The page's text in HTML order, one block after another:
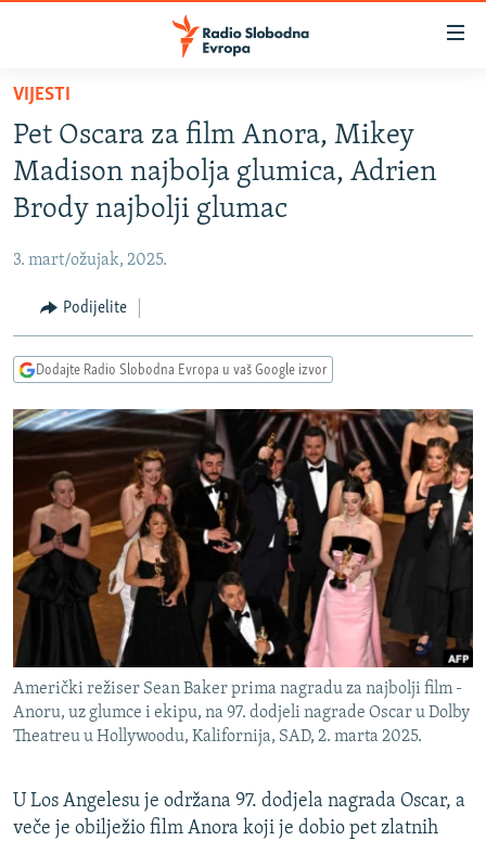
Pređite
glavni
sadržaj
Pređite
na
glavnu
Pređite
na
pretragu
BOSNA I HERCEGOVINA
SRBIJA
CRNA GORA
VIZUELNO
INFOGRAFIKE
RAT U UKRAJINI
KINA NA BALKANU
RSE PRIČE IZ SVIJETA
ISPRIČAJ MI
DNEVNO@RSE
SPECIJALI RSE
VIŠE OD NASLOVA
GENOCID U SREBRENICI
POPLAVE I KLIZIŠTA U BIH 2024.
TV LIBERTY
MOJA EVROPA
PRATITE NAS
Sve RFE/RL stranice
VIJESTI
Pet Oscara za film Anora, Mikey
Madison najbolja glumica, Adrien
Brody najbolji glumac
3. mart/ožujak, 2025.
Podijelite
Dodajte Radio Slobodna Evropa u vaš Google izvor
Američki režiser Sean Baker prima nagradu za najbolji film -
Anoru, uz glumce i ekipu, na 97. dodjeli nagrade Oscar u Dolby
Theatreu u Hollywoodu, Kalifornija, SAD, 2. marta 2025.
U Los Angelesu je održana 97. dodjela nagrada Oscar, a
veče je obilježio film Anora koji je dobio pet zlatnih